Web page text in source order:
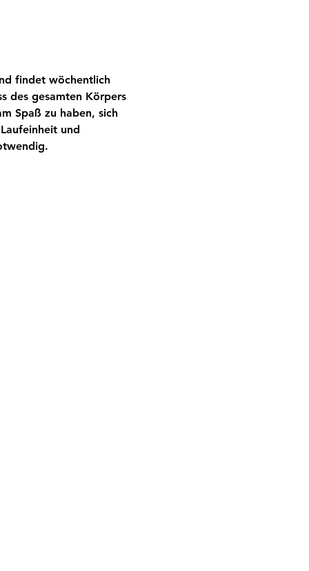
findet wöchentlich
des gesamten Körpers
Spaß zu haben, sich
und